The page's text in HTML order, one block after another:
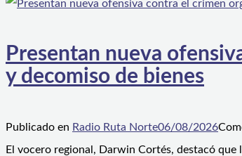
Presentan nueva
y decomiso de bienes
Publicado en Radio Ruta Norte06/08/2026
El vocero regional, Darwin Cortés, destacó